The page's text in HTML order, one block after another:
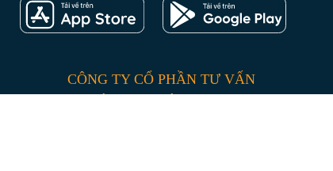
CÔNG TY CỔ PHẦN TƯ VẤN